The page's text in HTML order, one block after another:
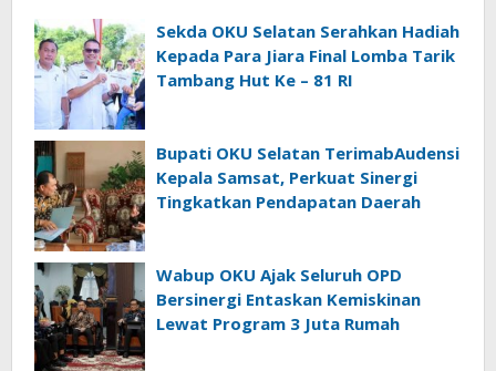
Sekda OKU Selatan Serahkan Hadiah
Kepada Para Jiara Final Lomba Tarik
Tambang Hut Ke – 81 RI
Bupati OKU Selatan TerimabAudensi
Kepala Samsat, Perkuat Sinergi
Tingkatkan Pendapatan Daerah
Wabup OKU Ajak Seluruh OPD
Bersinergi Entaskan Kemiskinan
Lewat Program 3 Juta Rumah